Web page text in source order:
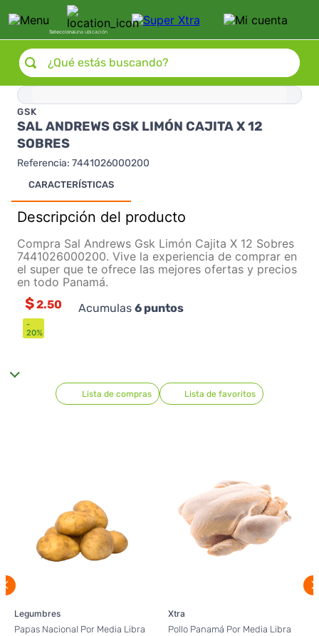
Seleccionauna ubicación
¿Qué estás buscando?
GSK
SAL ANDREWS GSK LIMÓN CAJITA X 12
SOBRES
Referencia: 7441026000200
CARACTERÍSTICAS
Descripción del producto
Compra Sal Andrews Gsk Limón Cajita X 12 Sobres
7441026000200. Vive la experiencia de comprar en
el super que te ofrece las mejores ofertas y precios
en todo Panamá.
-
20%
$2.50 Acumulas 6puntos
Lista de compras Lista de favoritos
Legumbres
Papas Nacional Por Media Libra
Xtra
Pollo Panamá Por Media Libra